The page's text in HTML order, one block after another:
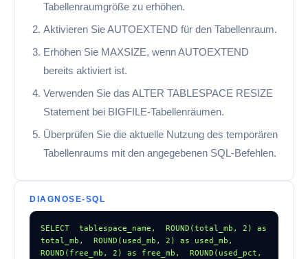
Tabellenraumgröße zu erhöhen.
Aktivieren Sie AUTOEXTEND für den Tabellenraum.
Erhöhen Sie MAXSIZE, wenn AUTOEXTEND
bereits aktiviert ist.
Verwenden Sie das ALTER TABLESPACE RESIZE
Statement bei BIGFILE-Tabellenräumen.
Überprüfen Sie die aktuelle Nutzung des temporären
Tabellenraums mit den angegebenen SQL-Befehlen.
DIAGNOSE-SQL
SELECT  tablespace_name,  ROUND(total_mb, 2) as
total_mb,  ROUND(used_mb, 2) as used_mb,
ROUND(free_mb, 2) as free_mb,  ROUND(used_pct,